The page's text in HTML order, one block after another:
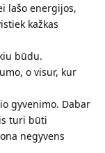
lašo energijos,
kažkas
būdu.
o visur, kur
gyvenimo. Dabar
turi būti
negyvens